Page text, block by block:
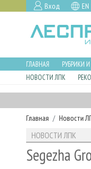
Вход EN
ГЛАВНАЯ РУБРИКИ
НОВОСТИ ЛПК
Главная Новости
НОВОСТИ ЛПК
Segezha